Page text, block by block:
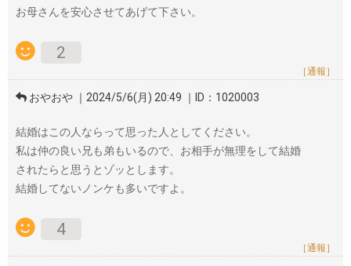
お母さんを安心させてあげて下さい。
2
［通報］
おやおや ｜2024/5/6(月) 20:49 ｜ID：1020003
結婚はこの人ならって思った人としてください。
私は仲の良い兄も弟もいるので、お相手が無理をして結婚
されたらと思うとゾッとします。
結婚してないノンケも多いですよ。
4
［通報］